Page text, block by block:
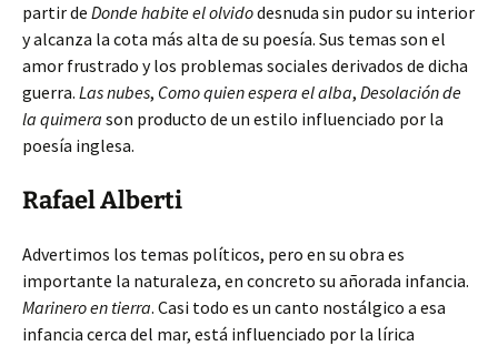
partir de Donde habite el olvidodesnuda sin pudor su interior
y alcanza la cota más alta de su poesía. Sus temas son el
amor frustrado y los problemas sociales derivados de dicha
guerra. Las nubes, Como quien espera el alba, Desolación de
la quimera son producto de un estilo influenciado por la
poesía inglesa.
Rafael Alberti
Advertimos los temas políticos, pero en su obra es
importante la naturaleza, en concreto su añorada infancia.
Marinero en tierra. Casi todo es un canto nostálgico a esa
infancia cerca del mar, está influenciado por la lírica